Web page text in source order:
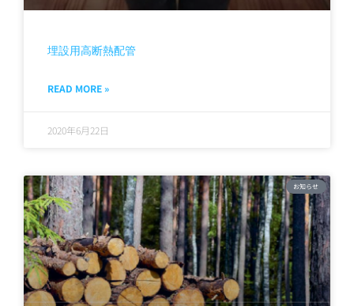
埋設用高断熱配管
READ MORE »
2020年6月22日
お知らせ